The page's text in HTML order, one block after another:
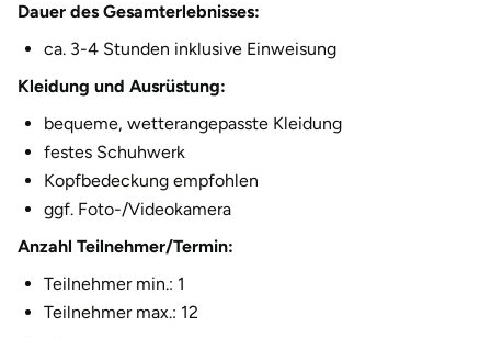
Dauer des Gesamterlebnisses:
ca. 3-4 Stunden inklusive Einweisung
Kleidung und Ausrüstung:
bequeme, wetterangepasste Kleidung
festes Schuhwerk
Kopfbedeckung empfohlen
ggf. Foto-/Videokamera
Anzahl Teilnehmer/Termin:
Teilnehmer min.: 1
Teilnehmer max.: 12
Heilbronn
Herzogtum Lauenburg
Homburg